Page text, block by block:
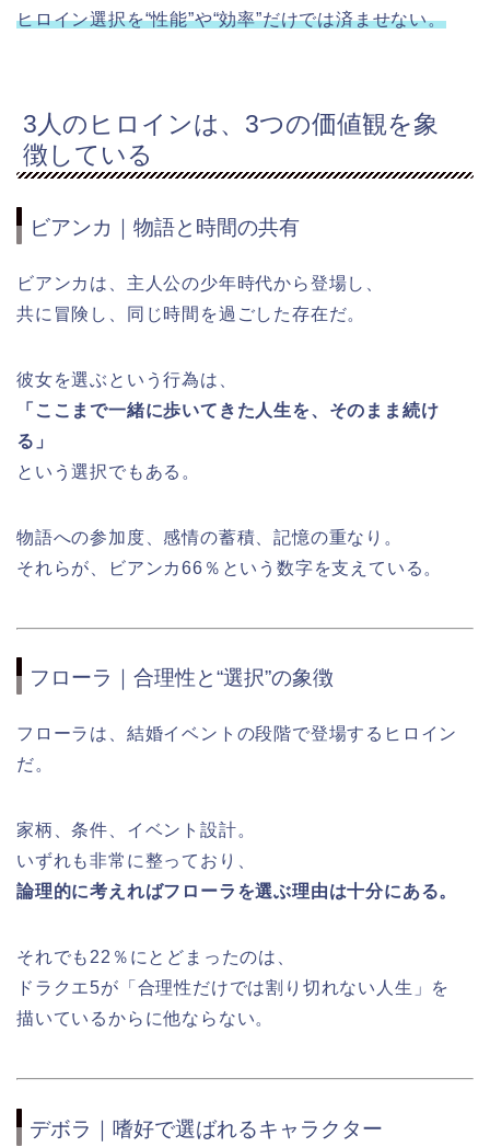
ヒロイン選択を“性能”や“効率”だけでは済ませない。
3人のヒロインは、3つの価値観を象
徴している
ビアンカ｜物語と時間の共有
ビアンカは、主人公の少年時代から登場し、
共に冒険し、同じ時間を過ごした存在だ。
彼女を選ぶという行為は、
「ここまで一緒に歩いてきた人生を、そのまま続け
る」
という選択でもある。
物語への参加度、感情の蓄積、記憶の重なり。
それらが、ビアンカ66％という数字を支えている。
フローラ｜合理性と“選択”の象徴
フローラは、結婚イベントの段階で登場するヒロイン
だ。
家柄、条件、イベント設計。
いずれも非常に整っており、
論理的に考えればフローラを選ぶ理由は十分にある。
それでも22％にとどまったのは、
ドラクエ5が「合理性だけでは割り切れない人生」を
描いているからに他ならない。
デボラ｜嗜好で選ばれるキャラクター